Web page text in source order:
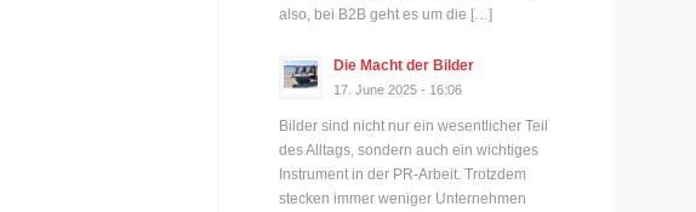
also, bei B2B geht es um die […]
Die Macht der Bilder
17. June 2025 - 16:06
Bilder sind nicht nur ein wesentlicher Teil
des Alltags, sondern auch ein wichtiges
Instrument in der PR-Arbeit. Trotzdem
stecken immer weniger Unternehmen